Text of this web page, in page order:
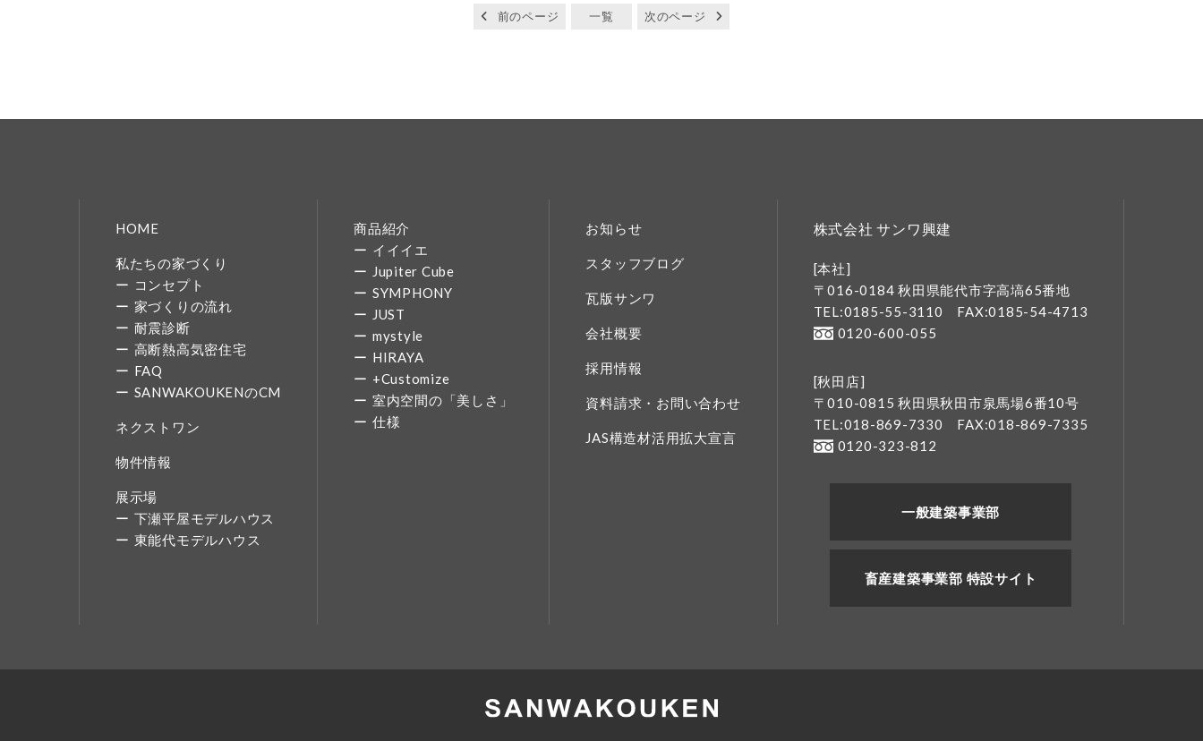
前のページ 一覧 次のページ
HOME
私たちの家づくり
コンセプト
家づくりの流れ
耐震診断
高断熱高気密住宅
FAQ
SANWAKOUKENのCM
ネクストワン
物件情報
展示場
下瀬平屋モデルハウス
東能代モデルハウス
商品紹介
イイイエ
Jupiter Cube
SYMPHONY
JUST
mystyle
HIRAYA
+Customize
室内空間の「美しさ」
仕様
お知らせ
スタッフブログ
瓦版サンワ
会社概要
採用情報
資料請求・お問い合わせ
JAS構造材活用拡大宣言
株式会社 サンワ興建
[本社]
〒016-0184 秋田県能代市字高塙65番地
TEL:0185-55-3110
FAX:0185-54-4713
0120-600-055
[秋田店]
〒010-0815 秋田県秋田市泉馬場6番10号
TEL:018-869-7330
FAX:018-869-7335
0120-323-812
一般建築事業部
畜産建築事業部 特設サイト